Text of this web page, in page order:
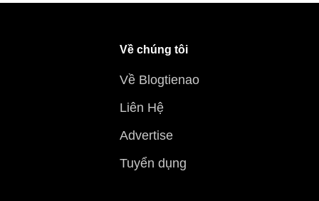
Về chúng tôi
Về Blogtienao
Liên Hệ
Advertise
Tuyển dụng